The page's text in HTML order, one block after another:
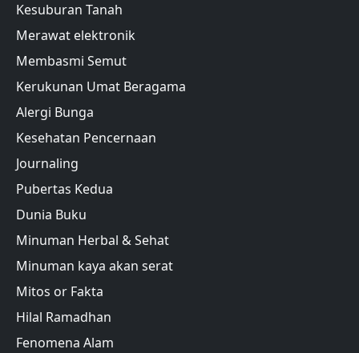
Kesuburan Tanah
Merawat elektronik
Membasmi Semut
Kerukunan Umat Beragama
Alergi Bunga
Kesehatan Pencernaan
Journaling
Pubertas Kedua
Dunia Buku
Minuman Herbal & Sehat
Minuman kaya akan serat
Mitos or Fakta
Hilal Ramadhan
Fenomena Alam